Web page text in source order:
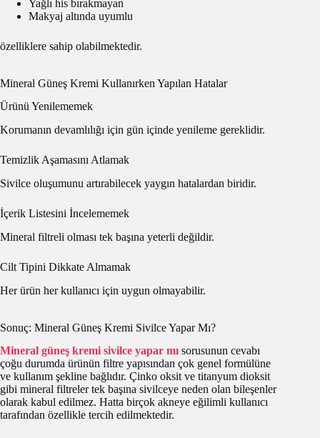
Yağlı his bırakmayan
Makyaj altında uyumlu
özelliklere sahip olabilmektedir.
Mineral Güneş Kremi Kullanırken Yapılan Hatalar
Ürünü Yenilememek
Korumanın devamlılığı için gün içinde yenileme gereklidir.
Temizlik Aşamasını Atlamak
Sivilce oluşumunu artırabilecek yaygın hatalardan biridir.
İçerik Listesini İncelememek
Mineral filtreli olması tek başına yeterli değildir.
Cilt Tipini Dikkate Almamak
Her ürün her kullanıcı için uygun olmayabilir.
Sonuç: Mineral Güneş Kremi Sivilce Yapar Mı?
Mineral güneş kremi sivilce yapar mı sorusunun cevabı
çoğu durumda ürünün filtre yapısından çok genel formülüne
ve kullanım şekline bağlıdır. Çinko oksit ve titanyum dioksit
gibi mineral filtreler tek başına sivilceye neden olan bileşenler
olarak kabul edilmez. Hatta birçok akneye eğilimli kullanıcı
tarafından özellikle tercih edilmektedir.